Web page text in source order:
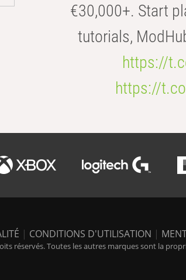
€30,000+. Start
tutorials,
https://
https://
| CONDITIONS D'UTILISATION |
réservés. Toutes les autres marques sont la